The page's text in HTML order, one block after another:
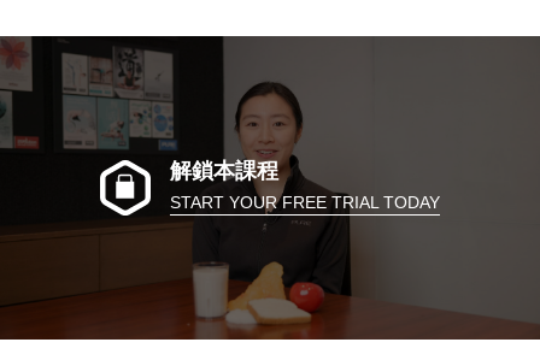
解鎖本課程
START YOUR FREE TRIAL TODAY